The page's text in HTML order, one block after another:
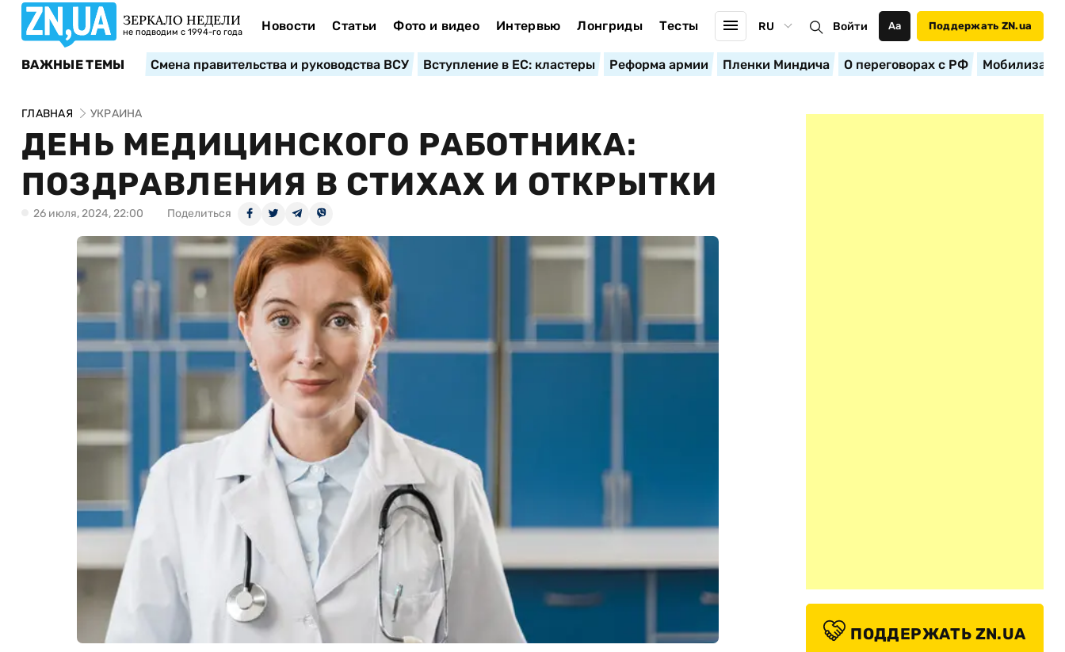
ЗЕРКАЛО НЕДЕЛИ
не подводим с 1994-го года Новости Статьи Фото и видео Интервью Лонгриды Тесты RU Войти Аа Поддержать ZN.ua
ВАЖНЫЕ ТЕМЫ Смена правительства и руководства ВСУ Вступление в ЕС: кластеры Реформа армии Пленки Миндича О переговорах с РФ
ГЛАВНАЯ УКРАИНА
ДЕНЬ МЕДИЦИНСКОГО РАБОТНИКА:
ПОЗДРАВЛЕНИЯ В СТИХАХ И ОТКРЫТКИ
26 июля, 2024, 22:00 Поделиться
ПОДДЕРЖАТЬ ZN.UA